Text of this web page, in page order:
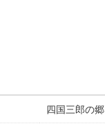
四国三郎の郷